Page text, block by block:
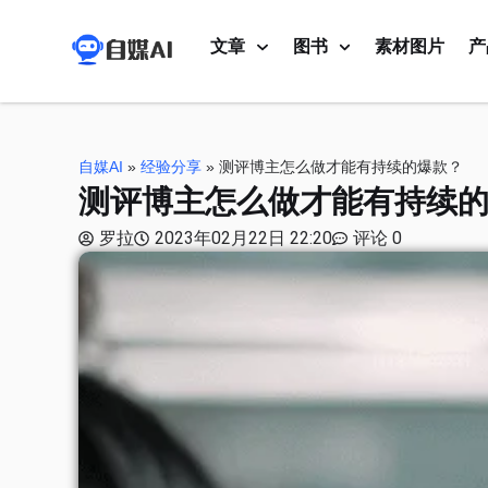
文章 图书 素材图片
自媒AI » 经验分享 » 测评博主怎么做才能有持续的爆款？
测评博主怎么做才能有持续
罗拉 2023年02月22日 22:20 评论 0